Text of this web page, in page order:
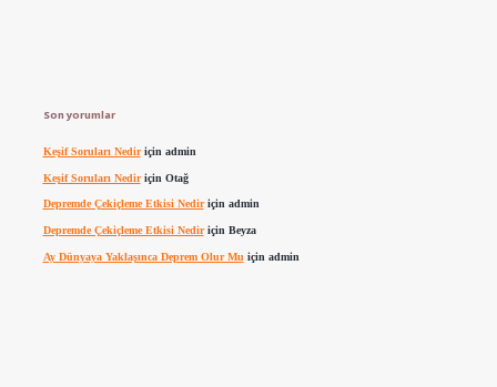
Son yorumlar
Keşif Soruları Nediriçin admin
Keşif Soruları Nediriçin Otağ
Depremde Çekiçleme Etkisi Nediriçin admin
Depremde Çekiçleme Etkisi Nediriçin Beyza
Ay Dünyaya Yaklaşınca Deprem Olur Mu için admin